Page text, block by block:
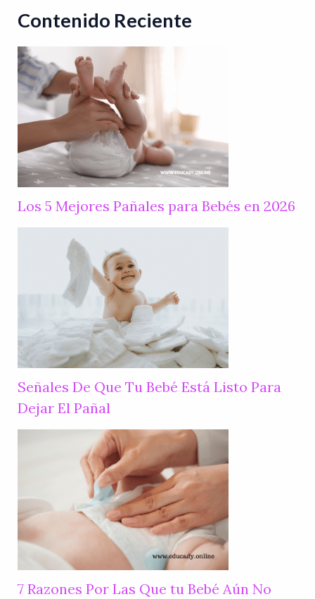
Contenido Reciente
Los 5 Mejores Pañales para Bebés en 2026
Señales De Que Tu Bebé Está Listo Para
Dejar El Pañal
7 Razones Por Las Que tu Bebé Aún No